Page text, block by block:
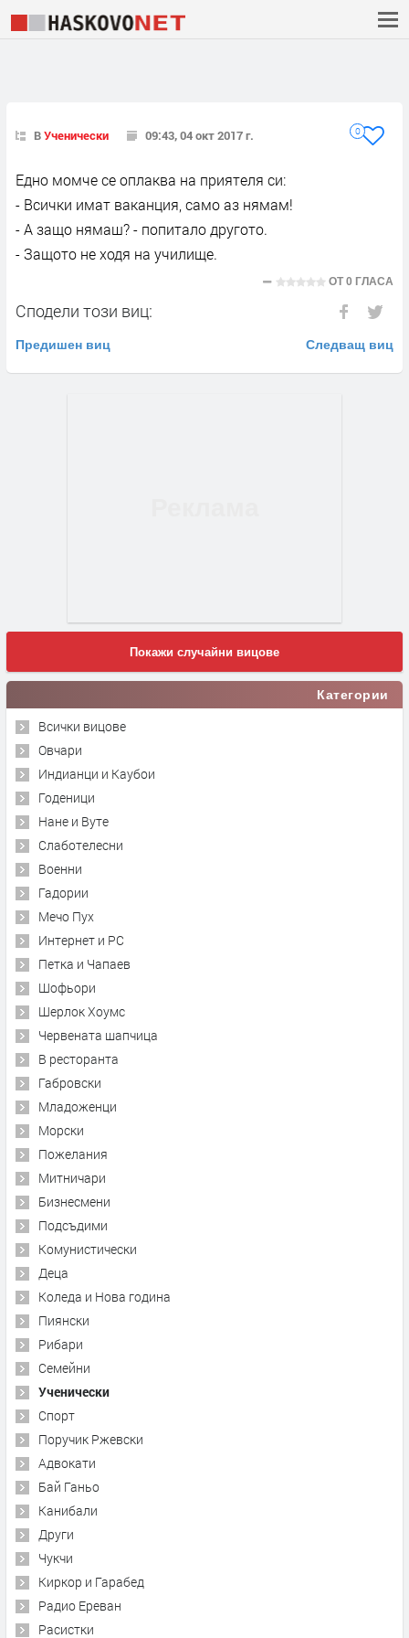
ВУченически 09:43, 04 окт 2017 г. 0
Едно момче се оплаква на приятеля си:
- Всички имат ваканция, само аз нямам!
- А защо нямаш? - попитало другото.
- Защото не ходя на училище.
ОТ0 ГЛАСА
Сподели този виц:
Предишен виц Следващ виц
Покажи случайни вицове
Категории
Всички вицове
Овчари
Индианци и Каубои
Годеници
Нане и Вуте
Слаботелесни
Военни
Гадории
Мечо Пух
Интернет и PC
Петка и Чапаев
Шофьори
Шерлок Хоумс
Червената шапчица
В ресторанта
Габровски
Младоженци
Морски
Пожелания
Митничари
Бизнесмени
Подсъдими
Комунистически
Деца
Коледа и Нова година
Пиянски
Рибари
Семейни
Ученически
Спорт
Поручик Ржевски
Адвокати
Бай Ганьо
Канибали
Други
Чукчи
Киркор и Гарабед
Радио Ереван
Расистки